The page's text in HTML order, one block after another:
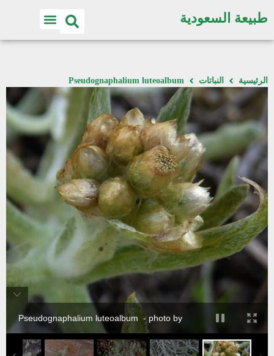
طبيعة السعودية
الرئيسية النباتات Pseudognaphalium luteoalbum
Pseudognaphalium luteoalbum - photo by